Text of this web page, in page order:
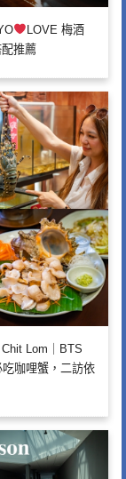
LOVE 梅酒
推薦
Lom｜BTS
咖哩蟹，二訪依